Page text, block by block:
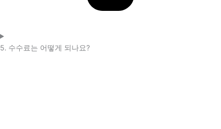
5. 수수료는 어떻게 되나요?